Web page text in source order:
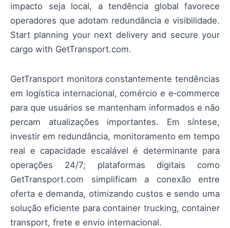
impacto seja local, a tendência global favorece
operadores que adotam redundância e visibilidade.
Start planning your next delivery and secure your
cargo with GetTransport.com.
GetTransport monitora constantemente tendências
em logística internacional, comércio e e‑commerce
para que usuários se mantenham informados e não
percam atualizações importantes. Em síntese,
investir em redundância, monitoramento em tempo
real e capacidade escalável é determinante para
operações 24/7; plataformas digitais como
GetTransport.com simplificam a conexão entre
oferta e demanda, otimizando custos e sendo uma
solução eficiente para container trucking, container
transport, frete e envio internacional.